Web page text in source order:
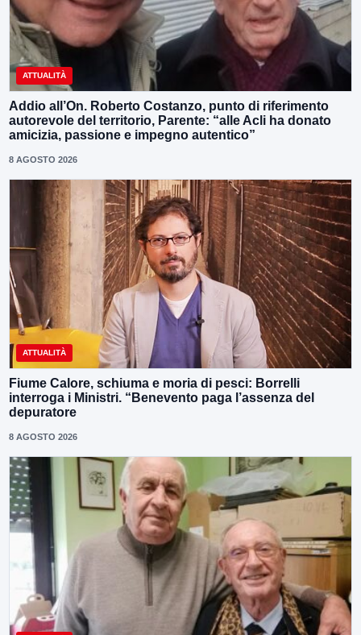
ATTUALITÀ
Addio all’On. Roberto Costanzo, punto di riferimento
autorevole del territorio, Parente: “alle Acli ha donato
amicizia, passione e impegno autentico”
8 AGOSTO 2026
ATTUALITÀ
Fiume Calore, schiuma e moria di pesci: Borrelli
interroga i Ministri. “Benevento paga l’assenza del
depuratore
8 AGOSTO 2026